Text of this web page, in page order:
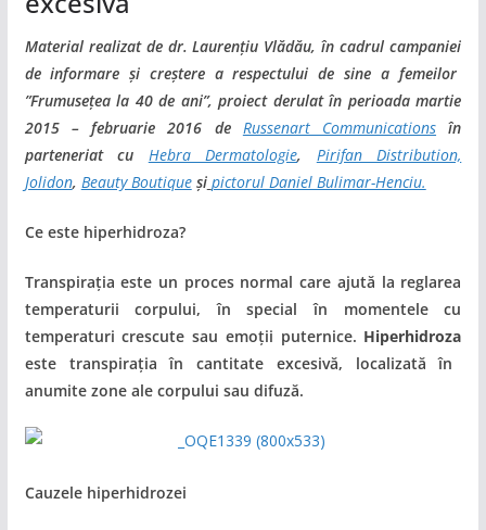
Material realizat de dr. Laurențiu Vlădău, în cadrul campaniei
de informare și creștere a respectului de sine a femeilor
”Frumusețea la 40 de ani”, proiect derulat în perioada martie
2015 – februarie 2016 de Russenart Communications în
parteneriat cu Hebra Dermatologie, Pirifan Distribution,
Jolidon, Beauty Boutiqueși pictorul Daniel Bulimar-Henciu.
Ce este hiperhidroza?
Transpirația este un proces normal care ajută la reglarea
temperaturii corpului, în special în momentele cu
temperaturi crescute sau emoții puternice. Hiperhidroza
este transpirația în cantitate excesivă, localizată în
anumite zone ale corpului sau difuză.
Cauzele hiperhidrozei